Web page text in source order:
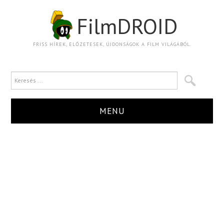
FilmDROID
FRISS HÍREK, ELŐZETESEK, ÚJDONSÁGOK A FILM VILÁGÁBÓL.
MENU